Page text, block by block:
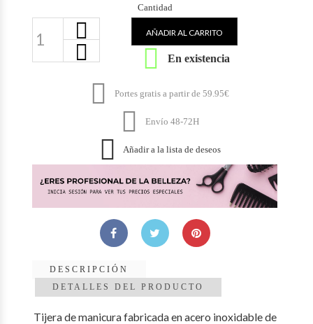
Cantidad
AÑADIR AL CARRITO
 En existencia
 Portes gratis a partir de 59.95€
 Envío 48-72H
 Añadir a la lista de deseos
DESCRIPCIÓN
DETALLES DEL PRODUCTO
Tijera de manicura fabricada en acero inoxidable de